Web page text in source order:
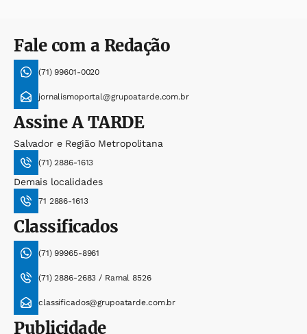
Fale com a Redação
(71) 99601-0020
jornalismoportal@grupoatarde.com.br
AssineA TARDE
Salvador e Região Metropolitana
(71) 2886-1613
Demais localidades
71 2886-1613
Classificados
(71) 99965-8961
(71) 2886-2683 / Ramal 8526
classificados@grupoatarde.com.br
Publicidade